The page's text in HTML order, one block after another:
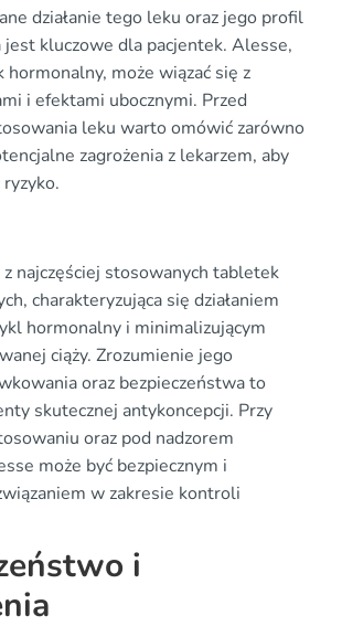
działanie tego leku oraz jego profil
jest kluczowe dla pacjentek. Alesse,
hormonalny, może wiązać się z
i efektami ubocznymi. Przed
leku warto omówić zarówno
zagrożenia z lekarzem, aby
najczęściej stosowanych tabletek
charakteryzująca się działaniem
hormonalny i minimalizującym
ciąży. Zrozumienie jego
oraz bezpieczeństwa to
skutecznej antykoncepcji. Przy
oraz pod nadzorem
może być bezpiecznym i
w zakresie kontroli
i